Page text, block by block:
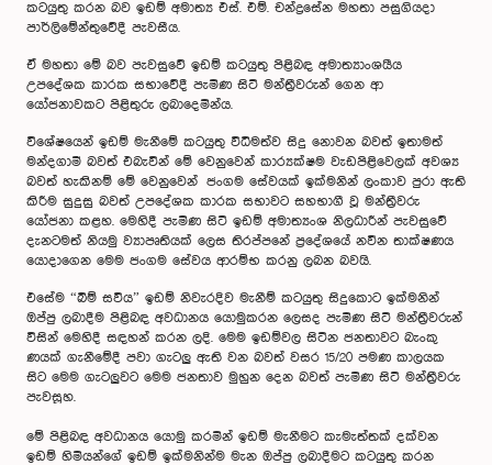
කටයුතු කරන බව ඉඩම් අමාත්‍ය එස්. එම්. චන්ද්‍රසේන මහතා පසුගියදා
පාර්ලිමේන්තුවේදී පැවසීය.
ඒ මහතා මේ බව පැවසුවේ ඉඩම් කටයුතු පිළිබඳ අමාත්‍යාංශයීය
උපදේශක කාරක සභාවේදී පැමිණ සිටි මන්ත්‍රීවරුන් ගෙන ආ
යෝජනාවකට පිළිතුරු ලබාදෙමින්ය.
විශේෂයෙන් ඉඩම් මැනීමේ කටයුතු විධිමත්ව සිදු නොවන බවත් ඉතාමත්
මන්දගාමී බවත් එබැවින් මේ වෙනුවෙන් කාර්‍යක්ෂම වැඩපිළිවෙලක් අවශ්‍ය
බවත් හැකිනම් මේ වෙනුවෙන් ජංගම සේවයක් ඉක්මනින් ලංකාව පුරා ඇති
කිරීම සුදුසු බවත් උපදේශක කාරක සභාවට සහභාගී වූ මන්ත්‍රීවරු
යෝජනා කළහ. මෙහිදී පැමිණ සිටි ඉඩම් අමාත්‍යංශ නිලධාරීන් පැවසුවේ
දැනටමත් නියමු ව්‍යාපෘතියක් ලෙස තිරප්පනේ ප්‍රදේශයේ නවීන තාක්ෂණය
යොදාගෙන මෙම ජංගම සේවය ආරම්භ කරනු ලබන බවයි.
එසේම “බිම් සවිය” ඉඩම් නිවැරදිව මැනීම් කටයුතු සිදුකොට ඉක්මනින්
ඔප්පු ලබාදීම පිළිබඳ අවධානය යොමුකරන ලෙසද පැමිණ සිටි මන්ත්‍රීවරුන්
විසින් මෙහිදී සඳහන් කරන ලදි. මෙම ඉඩම්වල සිටින ජනතාවට බැංකු
ණයක් ගැනීමේදී පවා ගැටලු ඇති වන බවත් වසර 15/20 පමණ කාලයක
සිට මෙම ගැටලුවට මෙම ජනතාව මුහුන දෙන බවත් පැමිණ සිටි මන්ත්‍රීවරු
පැවසූහ.
මේ පිළිබඳ අවධානය යොමු කරමින් ඉඩම් මැනීමට කැමැත්තක් දක්වන
ඉඩම් හිමියන්ගේ ඉඩම් ඉක්මනින්ම මැන ඔප්පු ලබාදීමට කටයුතු කරන